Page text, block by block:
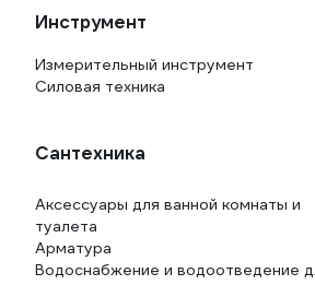
Инструмент
Измерительный инструмент
Силовая техника
Сантехника
Аксессуары для ванной комнаты и
туалета
Арматура
Водоснабжение и водоотведение